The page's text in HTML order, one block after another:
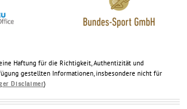
Haftung für die Richtigkeit, Authentizität und
gestellten Informationen, insbesondere nicht für
Disclaimer)